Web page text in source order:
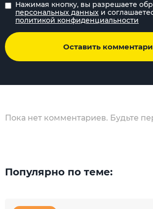
Нажимая кнопку, вы разрешаете
персональных данных и
политикой конфиденциальности
Оставить
Пока нет комментариев. Будьте
Популярно по теме: